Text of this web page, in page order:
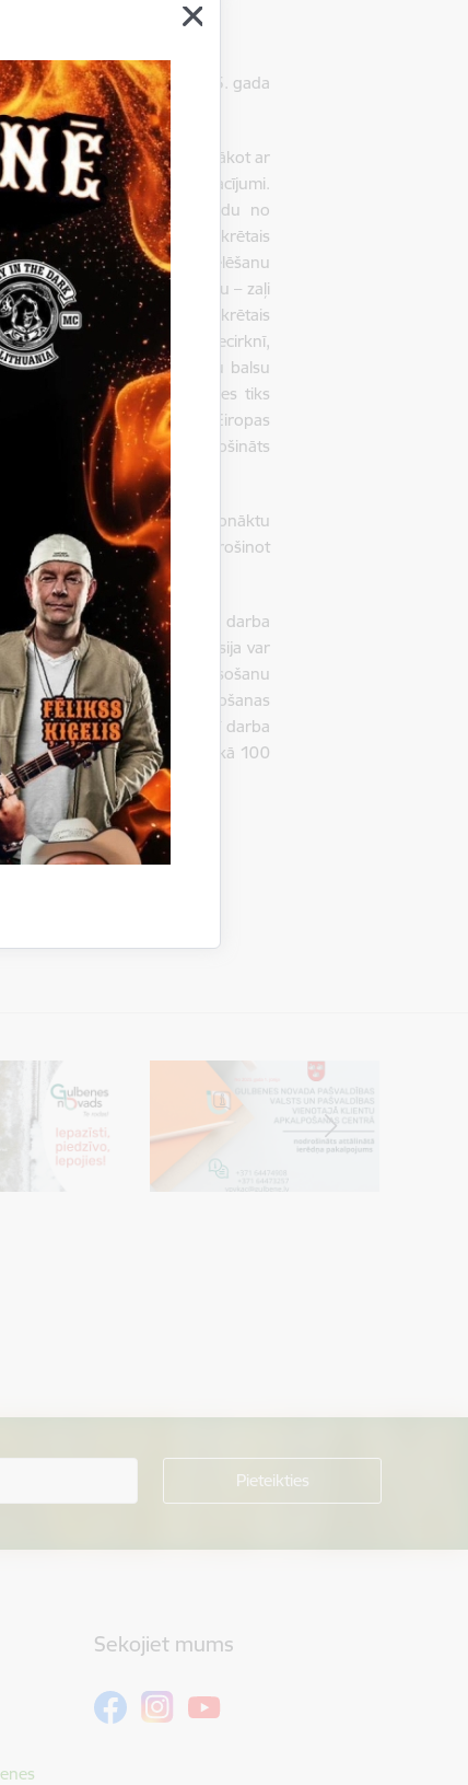
vērā, ka, sākot ar 2025. gada
kas tiks ieviesti, sākot ar
kā arī aizpildīšanas nosacījumi.
īpaši izcelt, vai arī pret kādu no
ka kandidātus, kurus konkrētais
Atbilstoši jaunajam vēlēšanu
varēs aizkrāsot vienu – zaļi
krāsoto lauciņu, ja konkrētais
pieejama katrā vēlēšanu iecirknī,
lai nodrošinātu automātisku balsu
veida balsošanas zīmes tiks
vēlēšanās, gan arī Eiropas
vēlēšanu iecirknim tiks nodrošināts
iecirkņus, lai tādējādi nonāktu
iecirkņa darbu nodrošinot
vēlēšanu iecirkņu darba
pašvaldības vēlēšanu komisija var
Noteikts, ka izbraukuma balsošanu
prasībām, ieskaitot balsošanas
aprīkojumu, kā arī darba
ir nobalsojuši mazāk nekā 100
Sekojiet mums